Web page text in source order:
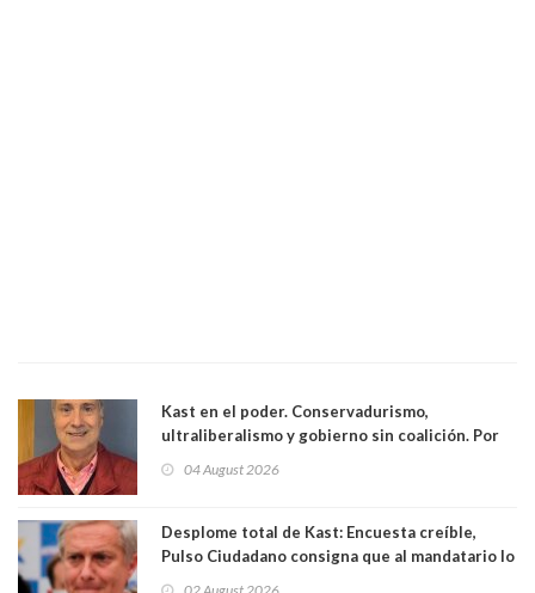
Kast en el poder. Conservadurismo,
ultraliberalismo y gobierno sin coalición. Por
04 August 2026
Desplome total de Kast: Encuesta creíble,
Pulso Ciudadano consigna que al mandatario lo